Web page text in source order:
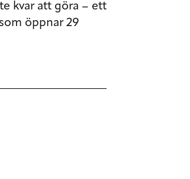
kvar att göra – ett
öppnar 29